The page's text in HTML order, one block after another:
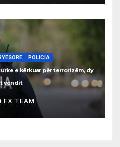
POLICIA
e kërkuar për terrorizëm, dy
vendit
FX TEAM